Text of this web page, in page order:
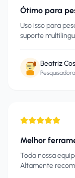
Ótimo para
Uso isso para
suporte
Beatriz
Pesquisadora
Melhor
Toda nossa
Altamente